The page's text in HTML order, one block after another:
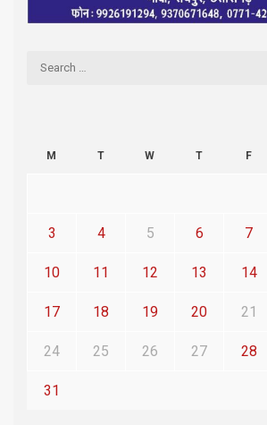
M T W T F
3 4 5 6 7
10 11 12 13 14
17 18 19 20 21
24 25 26 27 28
31